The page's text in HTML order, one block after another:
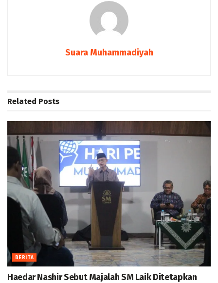
Suara Muhammadiyah
Related Posts
BERITA
Haedar Nashir Sebut Majalah SM Laik Ditetapkan